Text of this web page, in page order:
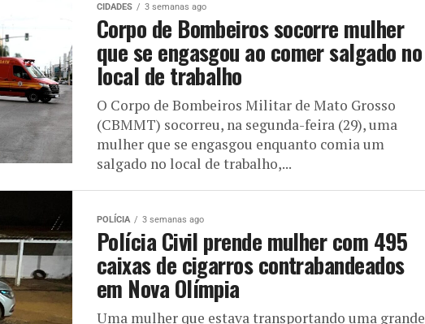
CIDADES 3 semanas ago
Corpo de Bombeiros socorre mulher
que se engasgou ao comer salgado no
local de trabalho
O Corpo de Bombeiros Militar de Mato Grosso
(CBMMT) socorreu, na segunda-feira (29), uma
mulher que se engasgou enquanto comia um
salgado no local de trabalho,...
POLÍCIA 3 semanas ago
Polícia Civil prende mulher com 495
caixas de cigarros contrabandeados
em Nova Olímpia
Uma mulher que estava transportando uma grande